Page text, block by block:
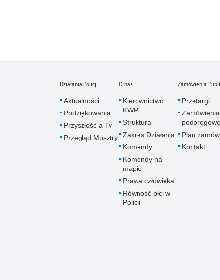
Działania Policji
Aktualności
Podziękowania
Przyszłość a Ty
Przegląd Musztry
O nas
Kierownictwo
KWP
Struktura
Zakres Działania
Komendy
Komendy na
mapie
Prawa człowieka
Równość płci w
Policji
Zamówienia
Przetargi
Zamówienia
podprogowe
Plan
Kontakt